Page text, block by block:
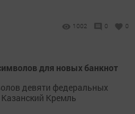
1002 0 0
для новых банкнот
девяти федеральных
Кремль